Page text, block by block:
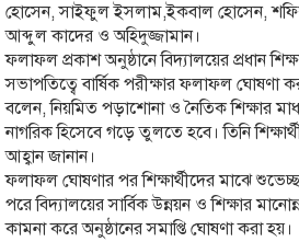
হোসেন, সাইফুল ইসলাম,ইকবাল হোসেন,
আব্দুল কাদের ও অহিদুজ্জামান।
ফলাফল প্রকাশ অনুষ্ঠানে বিদ্যালয়ের প্রধান
সভাপতিত্বে বার্ষিক পরীক্ষার ফলাফল ঘোষণা
বলেন, নিয়মিত পড়াশোনা ও নৈতিক শিক্ষার
নাগরিক হিসেবে গড়ে তুলতে হবে। তিনি
আহ্বান জানান।
ফলাফল ঘোষণার পর শিক্ষার্থীদের মাঝে
পরে বিদ্যালয়ের সার্বিক উন্নয়ন ও শিক্ষার
কামনা করে অনুষ্ঠানের সমাপ্তি ঘোষণা করা হয়।